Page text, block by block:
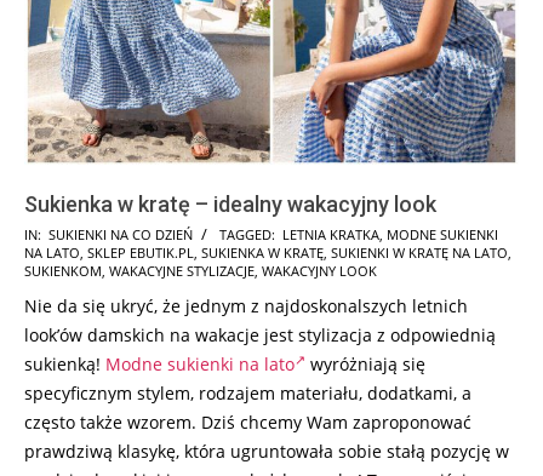
Sukienka w kratę – idealny wakacyjny look
2026-
08-
IN: SUKIENKI NA CO DZIEŃ TAGGED: LETNIA KRATKA, MODNE SUKIENKI
NA LATO, SKLEP EBUTIK.PL, SUKIENKA W KRATĘ, SUKIENKI W KRATĘ NA LATO,
SUKIENKOM, WAKACYJNE STYLIZACJE, WAKACYJNY LOOK
Nie da się ukryć, że jednym z najdoskonalszych letnich
look’ów damskich na wakacje jest stylizacja z odpowiednią
sukienką! Modne sukienki na lato
wyróżniają się
specyficznym stylem, rodzajem materiału, dodatkami, a
często także wzorem. Dziś chcemy Wam zaproponować
prawdziwą klasykę, która ugruntowała sobie stałą pozycję w